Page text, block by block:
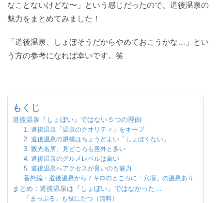
なことないけどな〜」という感じだったので、道後温泉の
魅力をまとめてみました！
「道後温泉、しょぼそうだからやめておこうかな…」とい
う方の参考になれば幸いです。笑
もくじ
道後温泉『しょぼい』ではない５つの理由
1. 道後温泉「温泉のクオリティ」をキープ
2. 道後温泉の規模はちょうどよい「しょぼくない」
3. 観光名所、見どころも意外と多い
4. 道後温泉のグルメレベルは高い
5. 道後温泉へアクセスが良いのも魅力
番外編：道後温泉から７キロのところに「穴場」の温泉あり
まとめ：道後温泉は『しょぼい』ではなかった…
「まっぷる」も役にたつ（無料）